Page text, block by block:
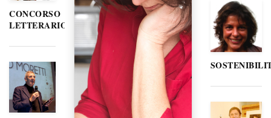
CONCORSO
LETTERARIO